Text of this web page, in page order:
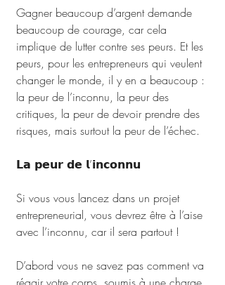
Gagner beaucoup d’argent demande
beaucoup de courage, car cela
implique de lutter contre ses peurs. Et les
peurs, pour les entrepreneurs qui veulent
changer le monde, il y en a beaucoup :
la peur de l’inconnu, la peur des
critiques, la peur de devoir prendre des
risques, mais surtout la peur de l’échec.
𝗟𝗮 𝗽𝗲𝘂𝗿 𝗱𝗲 𝗹’𝗶𝗻𝗰𝗼𝗻𝗻𝘂
Si vous vous lancez dans un projet
entrepreneurial, vous devrez être à l’aise
avec l’inconnu, car il sera partout !
D’abord vous ne savez pas comment va